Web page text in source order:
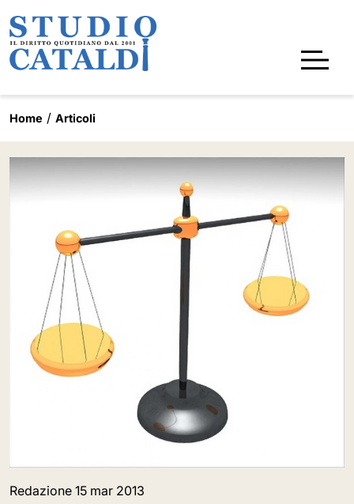
Home Articoli
Redazione 15 mar 2013